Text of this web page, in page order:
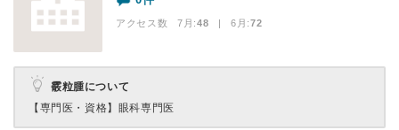
アクセス数 7月:48 | 6月:72
霰粒腫について
【専門医・資格】 眼科専門医